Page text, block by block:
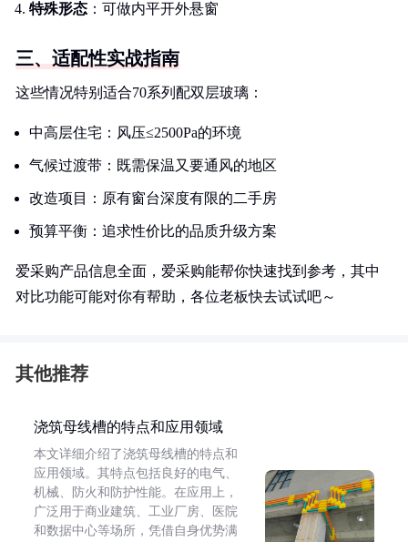
特殊形态 ：可做内平开外悬窗
三、适配性实战指南
这些情况特别适合70系列配双层玻璃：
中高层住宅：风压≤2500Pa的环境
气候过渡带：既需保温又要通风的地区
改造项目：原有窗台深度有限的二手房
预算平衡：追求性价比的品质升级方案
爱采购产品信息全面，爱采购能帮你快速找到参考，其中
对比功能可能对你有帮助，各位老板快去试试吧～
其他推荐
浇筑母线槽的特点和应用领域
本文详细介绍了浇筑母线槽的特点和
应用领域。其特点包括良好的电气、
机械、防火和防护性能。在应用上，
广泛用于商业建筑、工业厂房、医院
和数据中心等场所，凭借自身优势满